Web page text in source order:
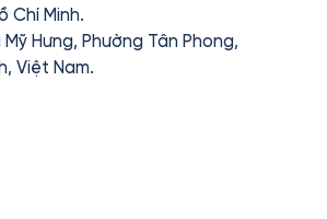
Chí Minh.
Mỹ Hưng, Phường Tân Phong,
Việt Nam.